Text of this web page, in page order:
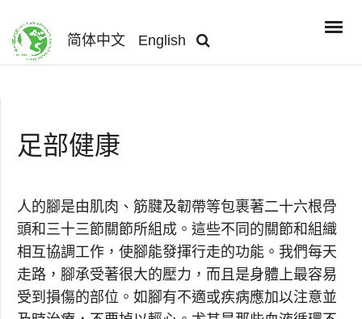
简体中文 English
足部健康
人的腳是由肌肉、筋腱及韌帶等包裹著二十六根骨
頭和三十三節關節所組成。這些不同的關節和組織
相互協調工作，使腳能發揮行走的功能。我們每天
走路，腳承受著很大的壓力，而且是身體上最容易
受到損傷的部位。如腳有不適或疾病應加以注意並